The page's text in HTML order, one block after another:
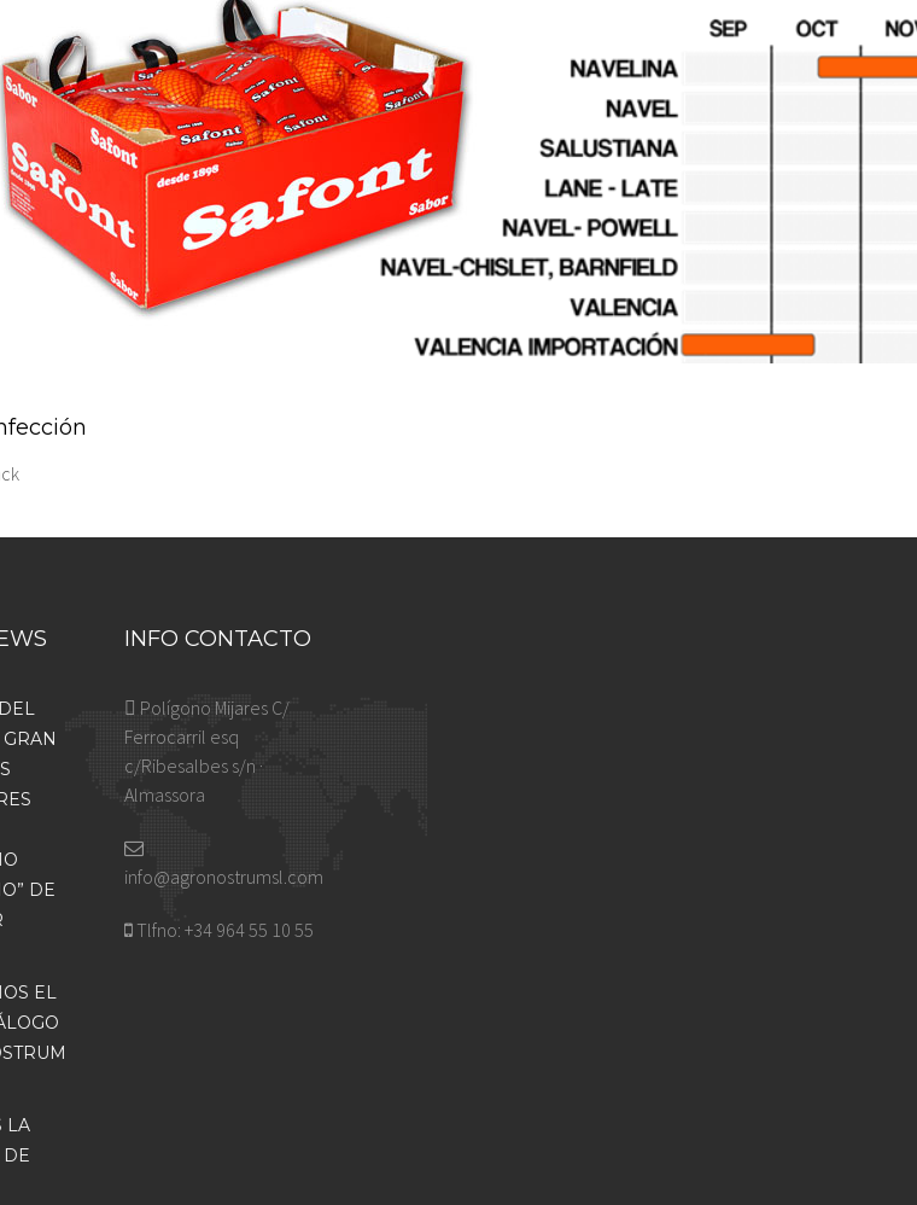
DE
EL
LA
INFO CONTACTO
Polígono Mijares C/
Ferrocarril esq
c/Ribesalbes s/n ·
Almassora
info@agronostrumsl.com
Tlfno: +34 964 55 10 55